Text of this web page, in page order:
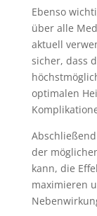
Ebenso
über alle
aktuell
sicher, dass
optimalen
der
kann, die
maximieren